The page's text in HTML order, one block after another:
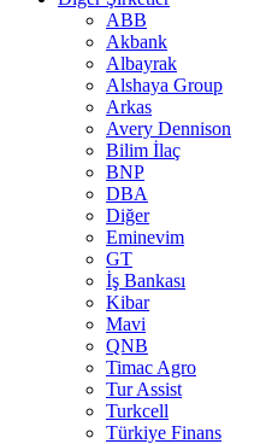
ABB
Akbank
Albayrak
Alshaya Group
Arkas
Avery Dennison
Bilim İlaç
BNP
DBA
Diğer
Eminevim
GT
İş Bankası
Kibar
Mavi
QNB
Timac Agro
Tur Assist
Turkcell
Türkiye Finans